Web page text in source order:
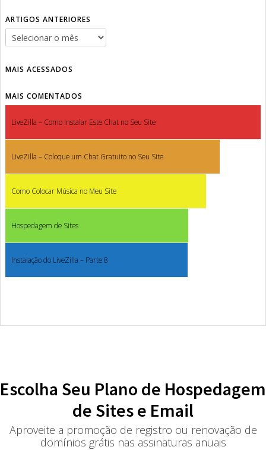
ARTIGOS ANTERIORES
MAIS ACESSADOS
MAIS COMENTADOS
LiveZilla – Como Instalar Este Chat no Seu Site
LiveZilla – Coloque um Chat Gratuito no Seu Site
Como Colocar Música no Meu Site
Hospedagem de Sites
Instalação do LiveZilla – Parte 8
Escolha Seu Plano de Hospedagem
de Sites e Email
Aproveite a promoção de registro ou renovação de
domínios grátis nas assinaturas anuais